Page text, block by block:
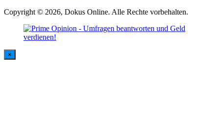
Copyright © 2026, Dokus Online. Alle Rechte vorbehalten.
×